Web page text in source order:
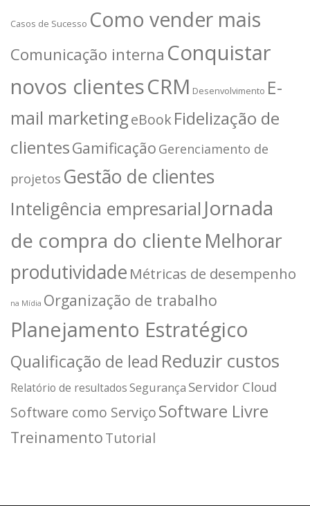
Casos de Sucesso Como vender mais
Comunicação interna Conquistar
novos clientesCRM Desenvolvimento E-
mail marketingeBookFidelização de
clientesGamificação Gerenciamento de
projetos Gestão de clientes
Inteligência empresarial Jornada
de compra do clienteMelhorar
produtividade Métricas de desempenho
na Mídia Organização de trabalho
Planejamento Estratégico
Qualificação de lead Reduzir custos
Relatório de resultadosSegurança Servidor Cloud
Software como ServiçoSoftware Livre
TreinamentoTutorial